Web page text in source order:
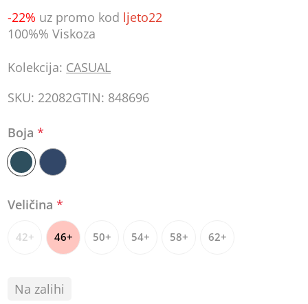
-22% uz promo kod ljeto22
100%% Viskoza
Kolekcija: CASUAL
SKU: 22082GTIN: 848696
Boja*
Veličina*
42+ 46+ 50+ 54+ 58+ 62+
Na zalihi